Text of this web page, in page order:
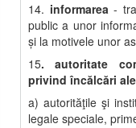
14. informarea-
public a unor
şi la motivele unor
15. autoritate
privind încălcări
a) autorităţile şi
legale speciale,